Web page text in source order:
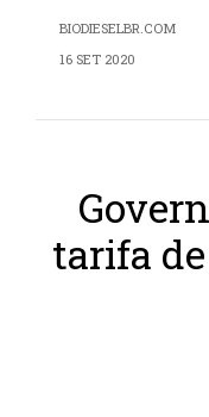
BIODIESELBR.COM
16 SET 2020
tarifa